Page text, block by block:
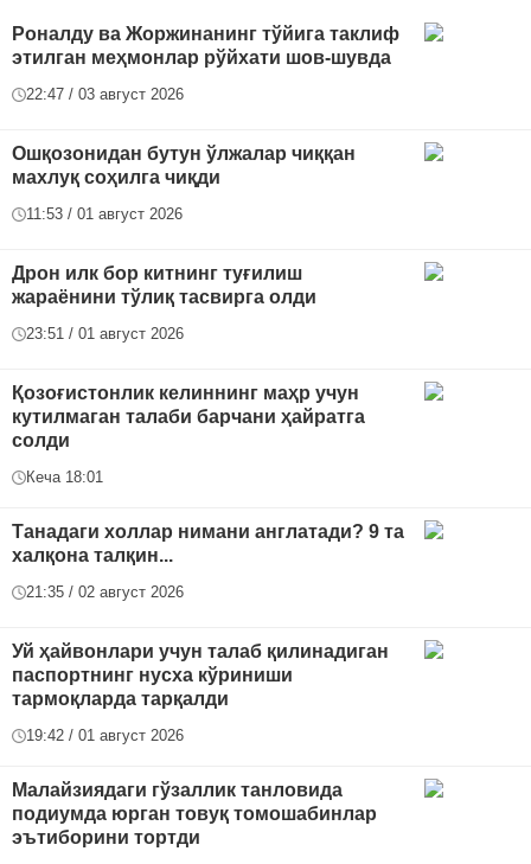
Роналду ва Жоржинанинг тўйига таклиф
этилган меҳмонлар рўйхати шов-шувда
22:47 / 03 август 2026
Ошқозонидан бутун ўлжалар чиққан
махлуқ соҳилга чиқди
11:53 / 01 август 2026
Дрон илк бор китнинг туғилиш
жараёнини тўлиқ тасвирга олди
23:51 / 01 август 2026
Қозоғистонлик келиннинг маҳр учун
кутилмаган талаби барчани ҳайратга
солди
Кеча 18:01
Танадаги холлар нимани англатади? 9 та
халқона талқин...
21:35 / 02 август 2026
Уй ҳайвонлари учун талаб қилинадиган
паспортнинг нусха кўриниши
тармоқларда тарқалди
19:42 / 01 август 2026
Малайзиядаги гўзаллик танловида
подиумда юрган товуқ томошабинлар
эътиборини тортди